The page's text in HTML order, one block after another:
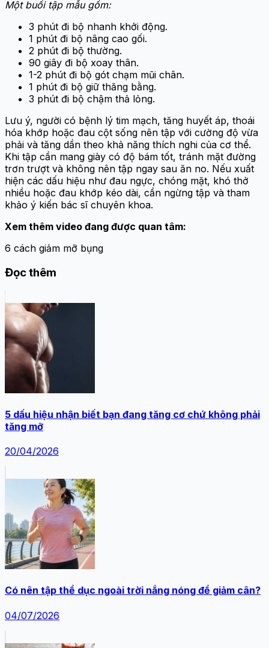
Một buổi tập mẫu gồm:
3 phút đi bộ nhanh khởi động.
1 phút đi bộ nâng cao gối.
2 phút đi bộ thường.
90 giây đi bộ xoay thân.
1-2 phút đi bộ gót chạm mũi chân.
1 phút đi bộ giữ thăng bằng.
3 phút đi bộ chậm thả lỏng.
Lưu ý, người có bệnh lý tim mạch, tăng huyết áp, thoái
hóa khớp hoặc đau cột sống nên tập với cường độ vừa
phải và tăng dần theo khả năng thích nghi của cơ thể.
Khi tập cần mang giày có độ bám tốt, tránh mặt đường
trơn trượt và không nên tập ngay sau ăn no. Nếu xuất
hiện các dấu hiệu như đau ngực, chóng mặt, khó thở
nhiều hoặc đau khớp kéo dài, cần ngừng tập và tham
khảo ý kiến bác sĩ chuyên khoa.
Xem thêm video đang được quan tâm:
6 cách giảm mỡ bụng
Đọc thêm
5 dấu hiệu nhận biết bạn đang tăng cơ chứ không phải
tăng mỡ
20/04/2026
Có nên tập thể dục ngoài trời nắng nóng để giảm cân?
04/07/2026